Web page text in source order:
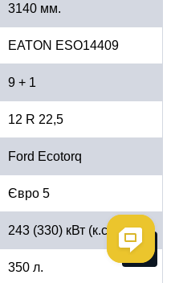
3140 мм.
EATON ESO14409
9 + 1
12 R 22,5
Ford Ecotorq
Євро 5
243 (330) кВт (к.с.)
350 л.